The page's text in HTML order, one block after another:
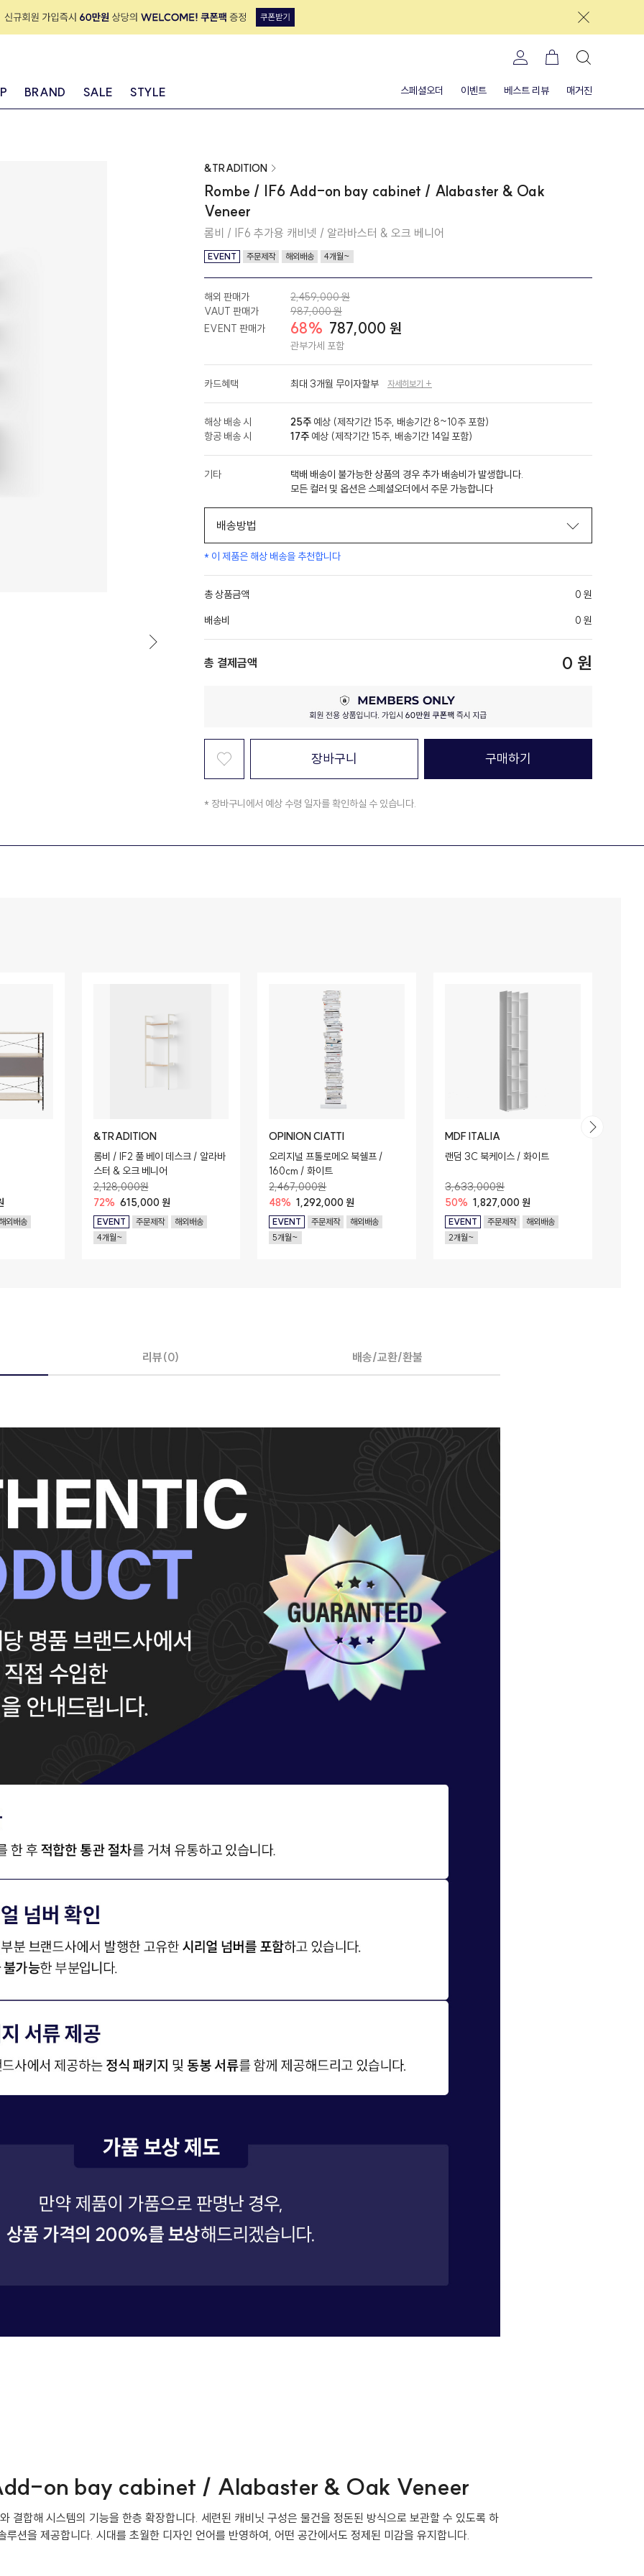
BRAND SALE STYLE 스페셜오더 이벤트 베스트 리뷰 매거진
&TRADITION
Rombe / IF6 Add-on bay cabinet / Alabaster & Oak
Veneer
롬비 / IF6 추가용 캐비넷 / 알라바스터 & 오크 베니어
EVENT 주문제작 해외배송 4개월~
해외 판매가
2,459,000 원
VAUT 판매가
987,000 원
EVENT 판매가
68% 787,000 원
관부가세 포함
카드혜택 최대 3개월 무이자할부 자세히보기 +
해상 배송 시 25주 예상 (제작기간 15주, 배송기간 8~10주 포함)
항공 배송 시
17주 예상 (제작기간 15주, 배송기간 14일 포함)
기타
택배 배송이 불가능한 상품의 경우 추가 배송비가 발생합니다.
모든 컬러 및 옵션은 스페셜오더에서 주문 가능합니다
배송방법
* 이 제품은 해상 배송을 추천합니다
총 상품금액
0 원
배송비
0 원
총 결제금액 0 원
장바구니 구매하기
* 장바구니에서 예상 수령 일자를 확인하실 수 있습니다.
외배송
&TRADITION
롬비 / IF2 풀 베이 데스크 / 알라바
스터 & 오크 베니어
2,128,000원
72% 615,000 원
EVENT 주문제작
해외배송
4개월~
OPINION CIATTI
오리지널 프톨로메오 북쉘프 /
160cm / 화이트
2,467,000원
48% 1,292,000 원
EVENT 주문제작
해외배송
5개월~
MDF ITALIA
랜덤 3C 북케이스 / 화이트
3,633,000원
50% 1,827,000 원
EVENT 주문제작
해외배송
2개월~
리뷰(0) 배송/교환/환불
on bay cabinet / Alabaster & Oak Veneer
합해 시스템의 기능을 한층 확장합니다. 세련된 캐비닛 구성은 물건을 정돈된 방식으로 보관할 수 있도록 하
루션을 제공합니다. 시대를 초월한 디자인 언어를 반영하여, 어떤 공간에서도 정제된 미감을 유지합니다.